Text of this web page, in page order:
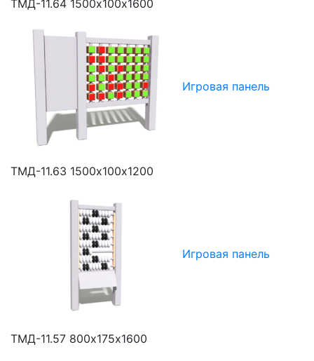
ТМД-11.64 1500х100х1600
Игровая панель
ТМД-11.63 1500х100х1200
Игровая панель
ТМД-11.57 800х175х1600